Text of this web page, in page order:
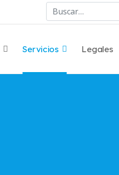
Buscar
Servicios Legales